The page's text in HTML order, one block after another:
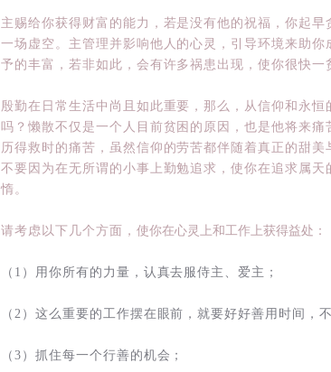
主赐给你获得财富的能力，若是没有他的祝福，你起
一场虚空。主管理并影响他人的心灵，引导环境来助
予的丰富，若非如此，会有许多祸患出现，使你很快一
殷勤在日常生活中尚且如此重要，那么，从信仰和永
吗？懒散不仅是一个人目前贫困的原因，也是他将来
历得救时的痛苦，虽然信仰的劳苦都伴随着真正的甜美
不要因为在无所谓的小事上勤勉追求，使你在追求属
惰。
请考虑以下几个方面， 使你在心灵上和工作上获得益处：
（1）用你所有的力量，认真去服侍主、爱主；
（2）这么重要的工作摆在眼前，就要好好善用时间，
（3）抓住每一个行善的机会；